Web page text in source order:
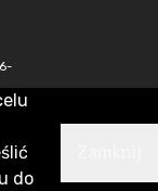
do